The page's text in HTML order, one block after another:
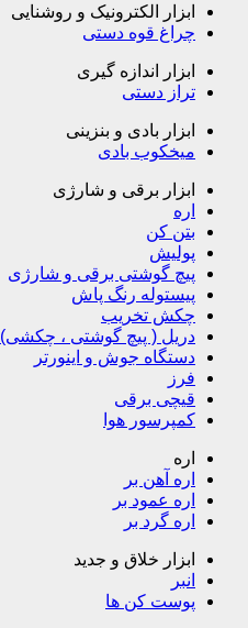
ابزار الکترونیک و روشنایی
چراغ قوه دستی
ابزار اندازه گیری
تراز دستی
ابزار بادی و بنزینی
میخکوب بادی
ابزار برقی و شارژی
اره
بتن کن
پولیش
پیچ گوشتی برقی و شارژی
پیستوله رنگ پاش
چکش تخریب
دریل ( پیچ گوشتی ، چکشی)
دستگاه جوش و اینورتر
فرز
قیچی برقی
کمپرسور هوا
اره
اره آهن بر
اره عمود بر
اره گرد بر
ابزار خلاق و جدید
انبر
پوست کن ها